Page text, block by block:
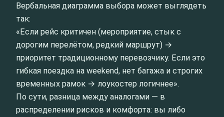
Вербальная диаграмма выбора может выглядеть
так:
«Если рейс критичен (мероприятие, стык с
дорогим перелётом, редкий маршрут) →
приоритет традиционному перевозчику. Если это
гибкая поездка на weekend, нет багажа и строгих
временных рамок → лоукостер логичнее».
По сути, разница между аналогами — в
распределении рисков и комфорта: вы либо